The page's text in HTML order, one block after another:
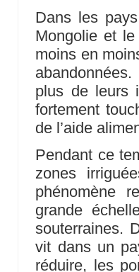
Dans les
Mongolie et
moins en
plus de leurs
fortement
de l’aide
Pendant ce
zones
phénomène
grande
souterraines.
vit dans un
réduire, les